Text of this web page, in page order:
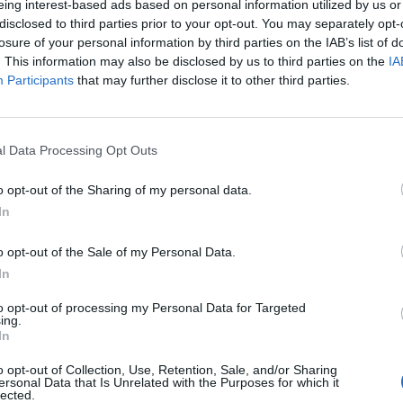
interest-based ads based on personal information utilized by us
to third parties prior to your opt-out. You may separately
of your personal information by third parties on the IAB’s list of
This information may also be disclosed by us to third parties on the
Participants that may further disclose it to other third parties.
Data Processing Opt Outs
opt-out of the Sharing of my personal data.
opt-out of the Sale of my Personal Data.
opt-out of processing my Personal Data for Targeted
opt-out of Collection, Use, Retention, Sale, and/or Sharing
Data that Is Unrelated with the Purposes for which it
różnorodnymi rolami, technologiami i branżami. Można
które oferują stabilność zatrudnienia i rozbudowane
Z drugiej strony są też młodsze firmy, które choć nie
za to bardziej elastyczne podejście, szybsze tempo
pracy nad innowacyjnymi projektami.
ad
obecność wielu międzynarodowych firm w Warszawie